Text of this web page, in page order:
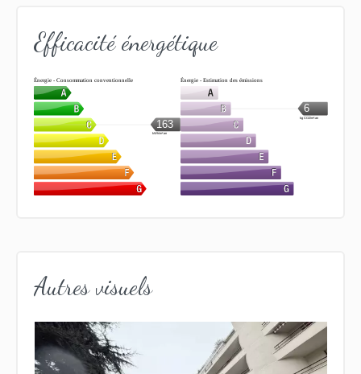
Efficacité énergétique
Énergie - Consommation conventionnelle
163
kWh/m².an
Énergie - Estimation des émissions
6
kg CO2/m².an
Autres visuels